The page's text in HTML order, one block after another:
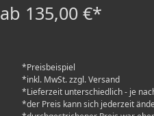
ab 135,00 €*
*Preisbeispiel
*inkl. MwSt. zzgl. Versand
*Lieferzeit unterschiedlich - je
*der Preis kann sich jederzeit